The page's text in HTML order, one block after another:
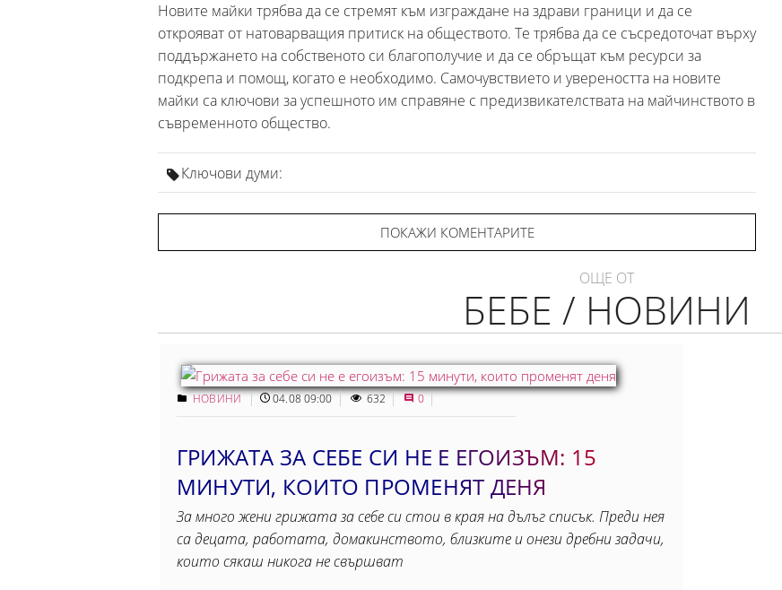
Новите майки трябва да се стремят към изграждане на здрави граници и да се
открояват от натоварващия притиск на обществото. Те трябва да се съсредоточат върху
поддържането на собственото си благополучие и да се обръщат към ресурси за
подкрепа и помощ, когато е необходимо. Самочувствието и увереността на новите
майки са ключови за успешното им справяне с предизвикателствата на майчинството в
съвременното общество.
Ключови думи:
ПОКАЖИ КОМЕНТАРИТЕ
ОЩЕ ОТ
БЕБЕ / НОВИНИ
НОВИНИ 04.08 09:00 632 0
ГРИЖАТА ЗА СЕБЕ СИ НЕ Е ЕГОИЗЪМ: 15
МИНУТИ, КОИТO ПРОМЕНЯТ ДЕНЯ
За много жени грижата за себе си стои в края на дълъг списък. Преди нея
са децата, работата, домакинството, близките и онези дребни задачи,
които сякаш никога не свършват